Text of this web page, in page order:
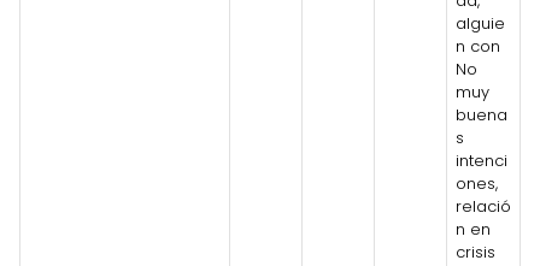
alguie
n con
No
muy
buena
s
intenci
ones,
relació
n en
crisis